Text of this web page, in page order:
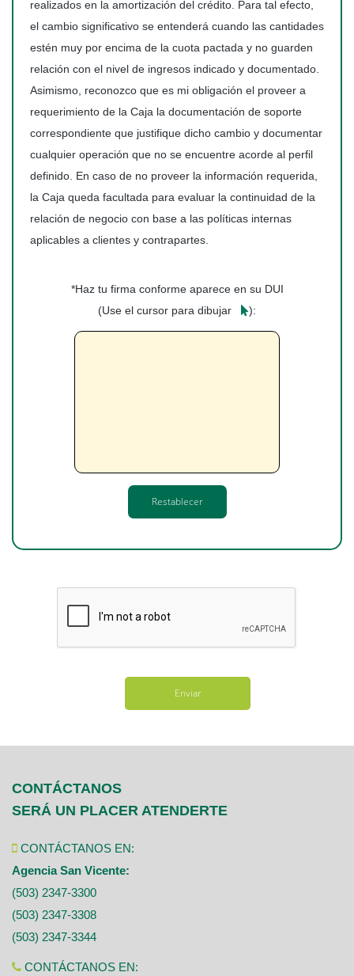
realizados en la amortización del crédito. Para tal efecto,
el cambio significativo se entenderá cuando las cantidades
estén muy por encima de la cuota pactada y no guarden
relación con el nivel de ingresos indicado y documentado.
Asimismo, reconozco que es mi obligación el proveer a
requerimiento de la Caja la documentación de soporte
correspondiente que justifique dicho cambio y documentar
cualquier operación que no se encuentre acorde al perfil
definido. En caso de no proveer la información requerida,
la Caja queda facultada para evaluar la continuidad de la
relación de negocio con base a las políticas internas
aplicables a clientes y contrapartes.
*Haz tu firma conforme aparece en su DUI
(Use el cursor para dibujar
):
CONTÁCTANOS
SERÁ UN PLACER ATENDERTE
CONTÁCTANOS EN:
Agencia San Vicente:
(503) 2347-3300
(503) 2347-3308
(503) 2347-3344
CONTÁCTANOS EN: